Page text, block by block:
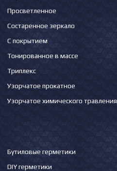
Просветленное
Состаренное зеркало
С покрытием
Тонированное в массе
Триплекс
Узорчатое прокатное
Узорчатое химического травления
Бутиловые герметики
DIY герметики